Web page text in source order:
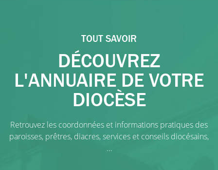
TOUT SAVOIR
DÉCOUVREZ
L'ANNUAIRE DE VOTRE
DIOCÈSE
Retrouvez les coordonnées et informations pratiques des
paroisses, prêtres, diacres, services et conseils diocésains,
…